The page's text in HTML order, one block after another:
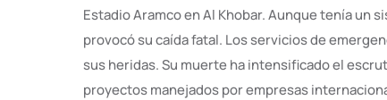
Estadio Aramco en Al Khobar. Aunque tenía un
provocó su caída fatal. Los servicios de
sus heridas. Su muerte ha intensificado el
proyectos manejados por empresas